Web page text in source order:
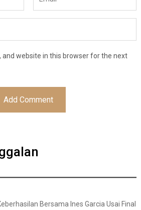
and website in this browser for the next
Bersama Ines Garcia Usai Final